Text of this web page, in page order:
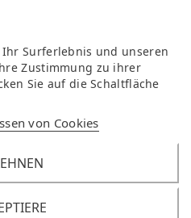
Surferlebnis und unseren
Zustimmung zu ihrer
Sie auf die Schaltfläche
von Cookies